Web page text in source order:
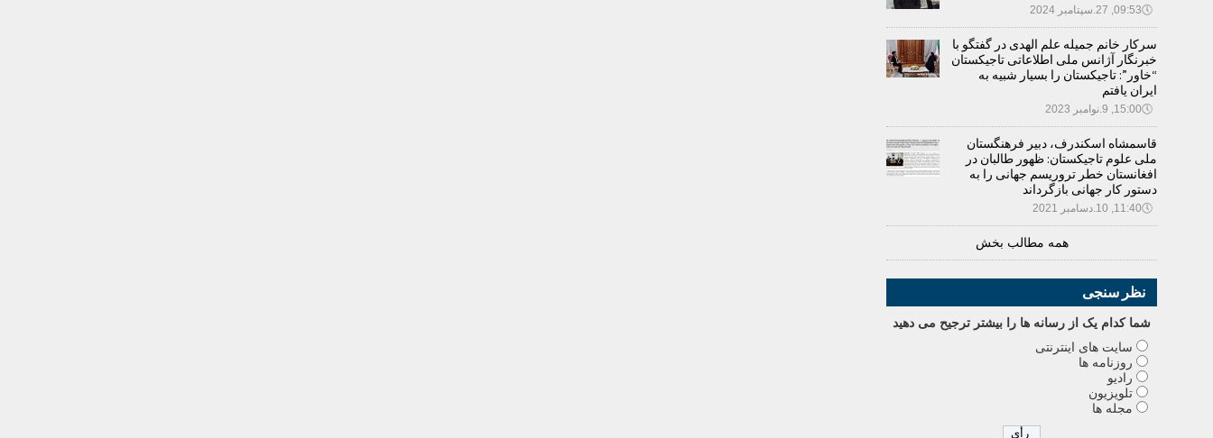
🕔09:53, 27.سپتامبر 2024
سرکار خانم جمیله علم الهدی در گفتگو با
خبرنگار آژانس ملی اطلاعاتی تاجیکستان
“خاور”: تاجیکستان را بسیار شبیه به
ایران یافتم
🕔15:00, 9.نوامبر 2023
قاسمشاه اسکندرف، دبیر فرهنگستان
ملی علوم تاجیکستان: ظهور طالبان در
افغانستان خطر تروریسم جهانی را به
دستور کار جهانی بازگرداند
🕔11:40, 10.دسامبر 2021
همه مطالب بخش
نظر سنجی
شما کدام يک از رسانه ها را بيشتر ترجيح می دهيد
سایت های اینترنتی
روزنامه ها
رادیو
تلویزیون
مجله ها